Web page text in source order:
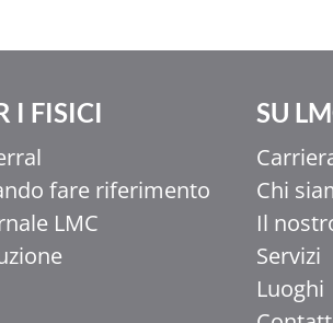
I FISICI
fare riferimento
LMC
SU
Chi
Il
Servizi
Luoghi